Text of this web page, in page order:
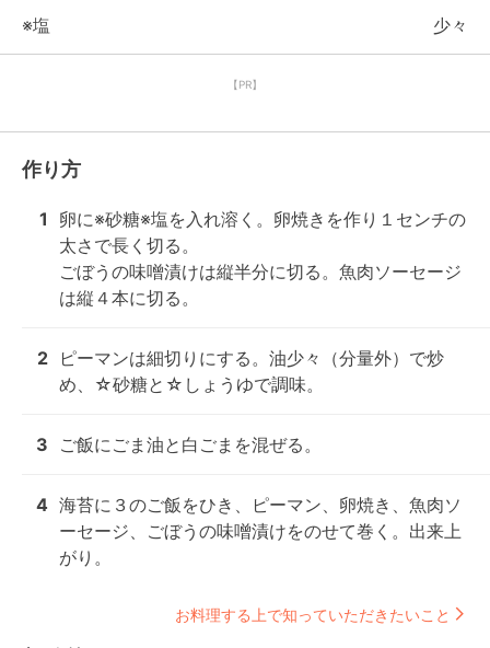
※塩 少々
【PR】
作り方
1
卵に※砂糖※塩を入れ溶く。卵焼きを作り１センチの
太さで長く切る。
ごぼうの味噌漬けは縦半分に切る。魚肉ソーセージ
は縦４本に切る。
2
ピーマンは細切りにする。油少々（分量外）で炒
め、☆砂糖と☆しょうゆで調味。
3 ご飯にごま油と白ごまを混ぜる。
4 海苔に３のご飯をひき、ピーマン、卵焼き、魚肉ソ
ーセージ、ごぼうの味噌漬けをのせて巻く。出来上
がり。
お料理する上で知っていただきたいこと